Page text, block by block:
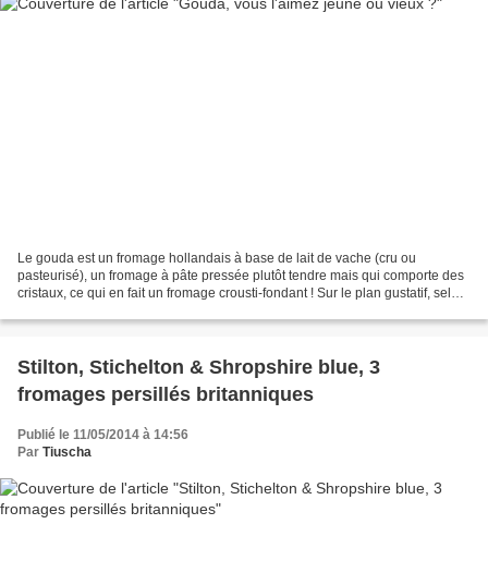
Le gouda est un fromage hollandais à base de lait de vache (cru ou
pasteurisé), un fromage à pâte pressée plutôt tendre mais qui comporte des
cristaux, ce qui en fait un fromage crousti-fondant ! Sur le plan gustatif, selon
Stilton, Stichelton & Shropshire blue, 3
fromages persillés britanniques
Publié le 11/05/2014 à 14:56
Par Tiuscha